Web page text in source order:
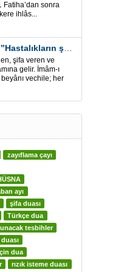
Fatiha’dan sonra
ihlâs...
Arabi ayın ilk Gecesi”Hastalıkların şifa için” Eş-Şafi
şifa veren ve
gelir. İmâm-ı
vechile; her
zayıflama çayı
ayı
şifa duası
Türkçe dua
tesbihler
dua
rızık isteme duası